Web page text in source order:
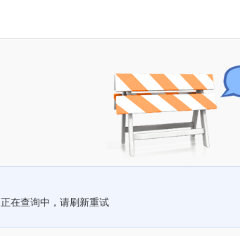
正在查询中，请刷新重试